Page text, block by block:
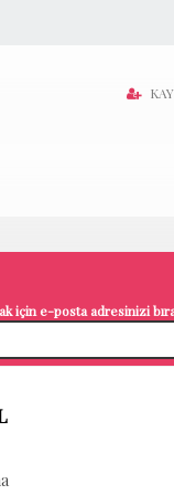
için e-posta adresinizi